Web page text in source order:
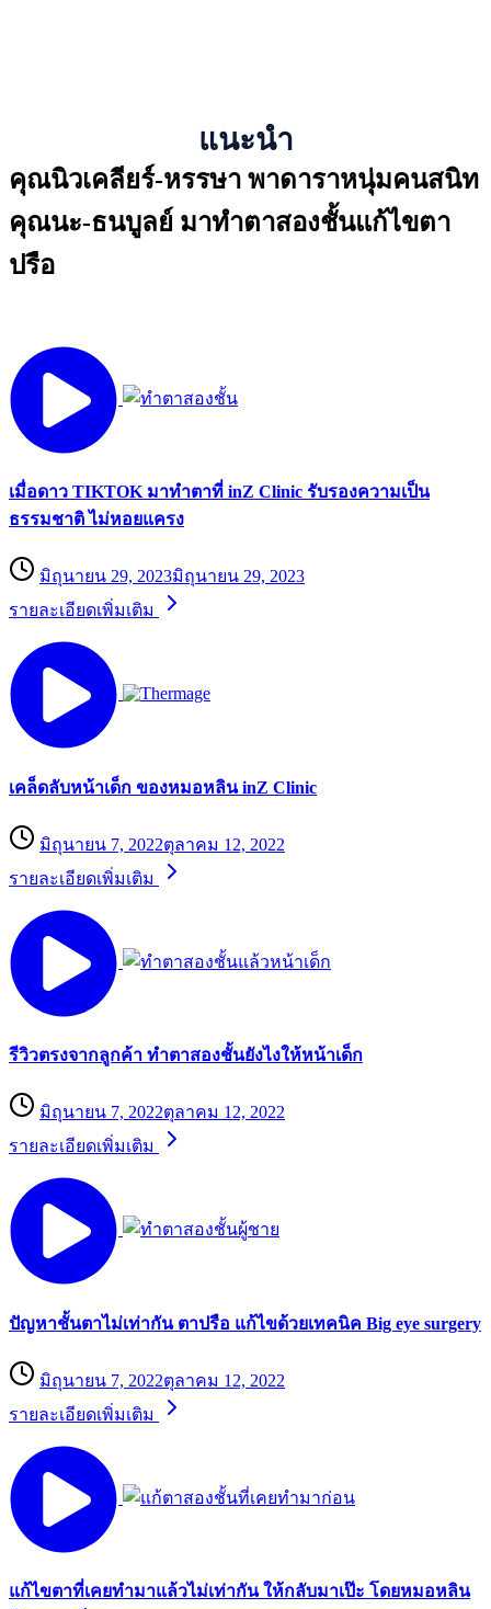
แนะนำ
คุณนิวเคลียร์-หรรษา พาดาราหนุ่มคนสนิท
คุณนะ-ธนบูลย์ มาทำตาสองชั้นแก้ไขตา
ปรือ
เมื่อดาว TIKTOK มาทำตาที่ inZ Clinic รับรองความเป็น
ธรรมชาติ ไม่หอยแครง
มิถุนายน 29, 2023มิถุนายน 29, 2023
รายละเอียดเพิ่มเติม
เคล็ดลับหน้าเด็ก ของหมอหลิน inZ Clinic
มิถุนายน 7, 2022ตุลาคม 12, 2022
รายละเอียดเพิ่มเติม
รีวิวตรงจากลูกค้า ทำตาสองชั้นยังไงให้หน้าเด็ก
มิถุนายน 7, 2022ตุลาคม 12, 2022
รายละเอียดเพิ่มเติม
ปัญหาชั้นตาไม่เท่ากัน ตาปรือ แก้ไขด้วยเทคนิค Big eye surgery
มิถุนายน 7, 2022ตุลาคม 12, 2022
รายละเอียดเพิ่มเติม
แก้ไขตาที่เคยทำมาแล้วไม่เท่ากัน ให้กลับมาเป๊ะ โดยหมอหลิน